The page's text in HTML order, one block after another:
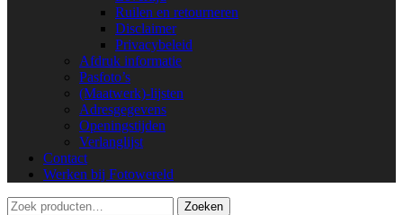
Ruilen en retourneren
Disclaimer
Privacybeleid
Afdruk informatie
Pasfoto’s
(Maatwerk)-lijsten
Adresgegevens
Openingstijden
Verlanglijst
Contact
Werken bij Fotowereld